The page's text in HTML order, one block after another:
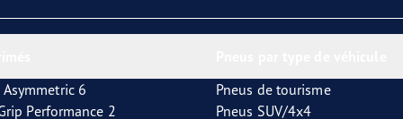
Asymmetric 6
Performance 2
Pneus de tourisme
Pneus SUV/4x4